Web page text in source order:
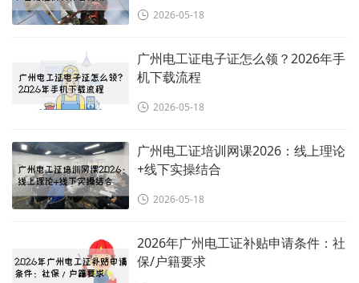
2026-05-18
广州电工证电子证怎么领？2026年手
机下载流程
2026-05-18
广州电工证培训网课2026：线上理论
+线下实操结合
2026-05-18
2026年广州电工证补贴申请条件：社
保/户籍要求